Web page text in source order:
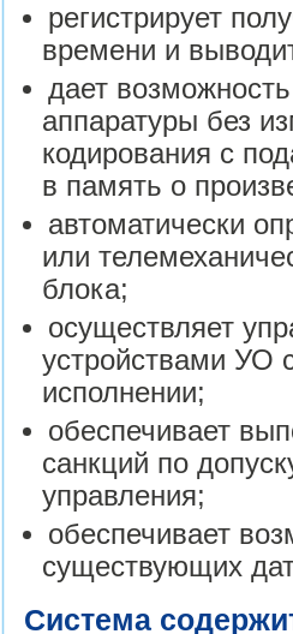
регистрирует
времени и
дает
аппаратуры без
кодирования с
в память о
автоматически
или
блока;
осуществляет
устройствами УО
исполнении;
обеспечивает
санкций по
управления;
обеспечивает
существующих
Система